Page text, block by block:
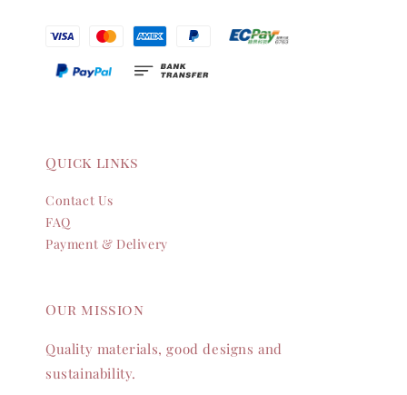
Quick links
Contact Us
FAQ
Payment & Delivery
Our mission
Quality materials, good designs and
sustainability.